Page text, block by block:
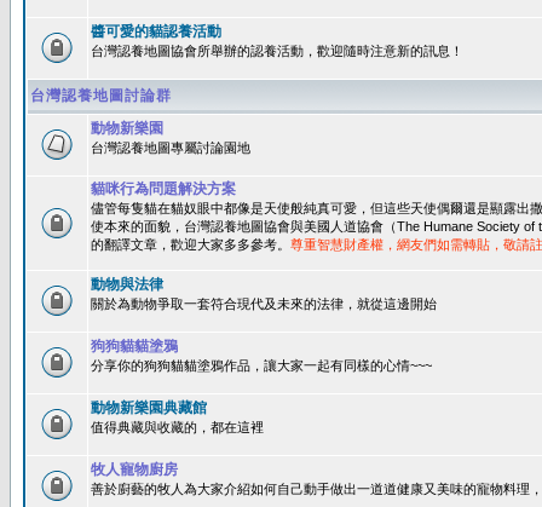
醬可愛的貓認養活動
台灣認養地圖協會所舉辦的認養活動，歡迎隨時注意新的訊息！
台灣認養地圖討論群
動物新樂園
台灣認養地圖專屬討論園地
貓咪行為問題解決方案
儘管每隻貓在貓奴眼中都像是天使般純真可愛，但這些天使偶爾還是顯露出
使本來的面貌，台灣認養地圖協會與美國人道協會（The Humane Society
的翻譯文章，歡迎大家多多參考。 尊重智慧財產權，網友們如需轉貼，敬請
動物與法律
關於為動物爭取一套符合現代及未來的法律，就從這邊開始
狗狗貓貓塗鴉
分享你的狗狗貓貓塗鴉作品，讓大家一起有同樣的心情~~~
動物新樂園典藏館
值得典藏與收藏的，都在這裡
牧人寵物廚房
善於廚藝的牧人為大家介紹如何自己動手做出一道道健康又美味的寵物料理